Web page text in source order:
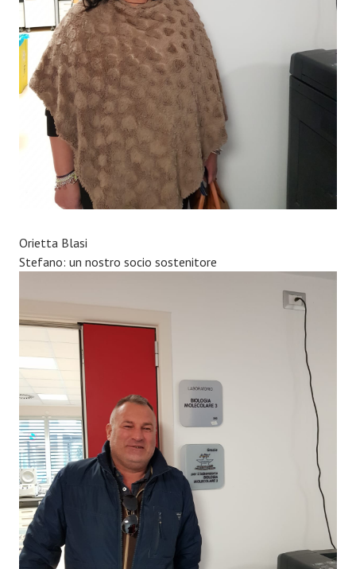
Orietta Blasi
Stefano: un nostro socio sostenitore